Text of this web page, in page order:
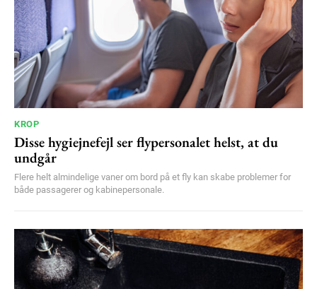
KROP
Disse hygiejnefejl ser flypersonalet helst, at du
undgår
Flere helt almindelige vaner om bord på et fly kan skabe problemer for
både passagerer og kabinepersonale.